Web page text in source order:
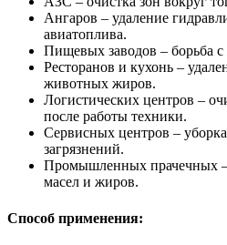
Ангаров – удаление
авиатоплива.
Пищевых заводов – борьба
Ресторанов и кухонь –
животных жиров.
Логистических центров –
после работы техники.
Сервисных центров –
загрязнений.
Промышленных прачечных –
масел и жиров.
Способ применения: